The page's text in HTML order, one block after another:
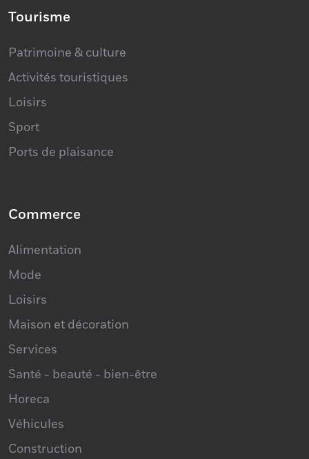
Patrimoine & culture
Activités touristiques
Loisirs
Sport
Alimentation
Mode
Loisirs
Maison et décoration
Services
Santé - beauté - bien-être
Horeca
Véhicules